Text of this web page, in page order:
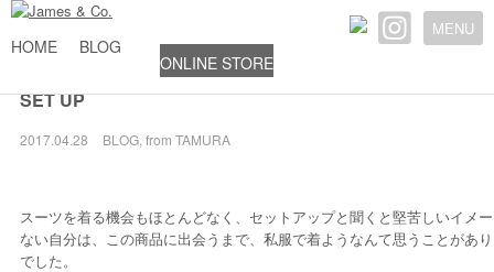
MENU
HOME BLOG
ONLINE STORE
SET UP
2017.04.28 BLOG, from TAMURA
スーツを着る機会もほとんどなく、セットアップと聞くと堅苦しいイメ
ない自分は、この商品に出会うまで、私服で着ようなんて思うことがあ
でした。